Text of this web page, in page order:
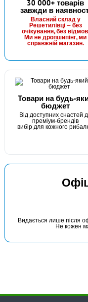
30 000+ товарів
завжди в
Власний склад у
Решетилівці — без
очікування, без
Ми не дропшипінг, ми
справжній магазин.
Товари на будь-
бюджет
Від доступних снастей
преміум-брендів
вибір для кожного
Видається лише після
Не кожен